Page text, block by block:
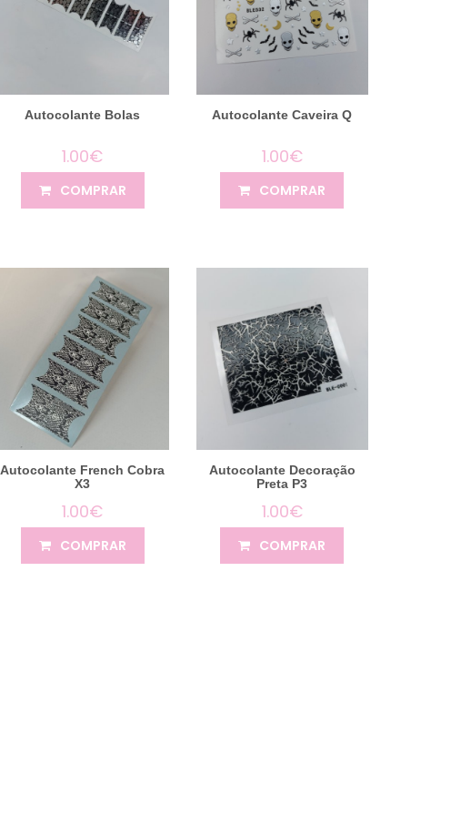
Autocolante Bolas
1.00€
COMPRAR
Autocolante Caveira Q
1.00€
COMPRAR
Autocolante French Cobra
X3
1.00€
COMPRAR
Autocolante Decoração
Preta P3
1.00€
COMPRAR